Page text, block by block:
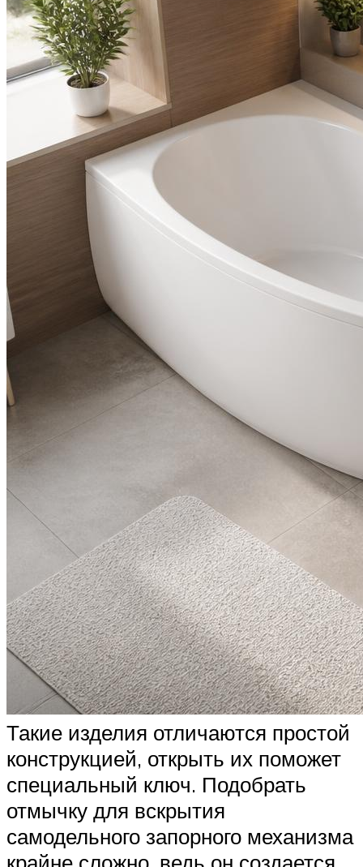
Такие изделия отличаются простой
конструкцией, открыть их поможет
специальный ключ. Подобрать
отмычку для вскрытия
самодельного запорного механизма